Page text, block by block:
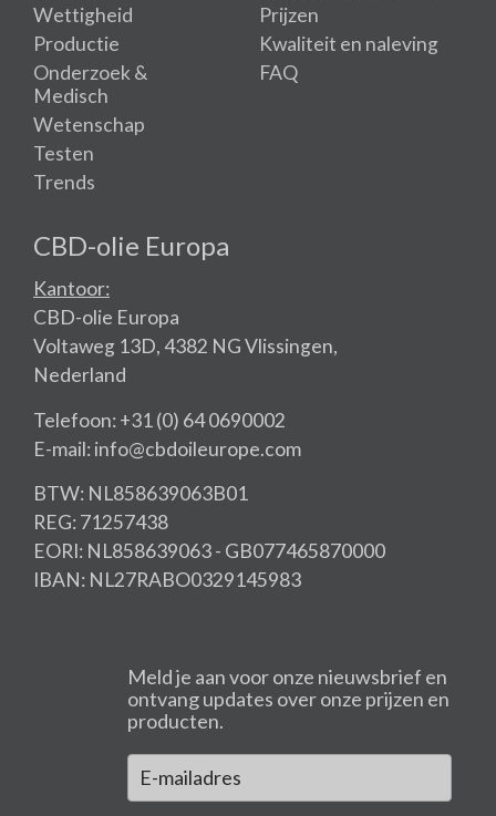
Wettigheid
Productie
Onderzoek &
Medisch
Wetenschap
Testen
Trends
Prijzen
Kwaliteit en naleving
FAQ
CBD-olie Europa
Kantoor:
CBD-olie Europa
Voltaweg 13D, 4382 NG Vlissingen,
Nederland
Telefoon: +31 (0) 64 0690002
E-mail: info@cbdoileurope.com
BTW: NL858639063B01
REG: 71257438
EORI: NL858639063 - GB077465870000
IBAN: NL27RABO0329145983
Meld je aan voor onze nieuwsbrief en
ontvang updates over onze prijzen en
producten.